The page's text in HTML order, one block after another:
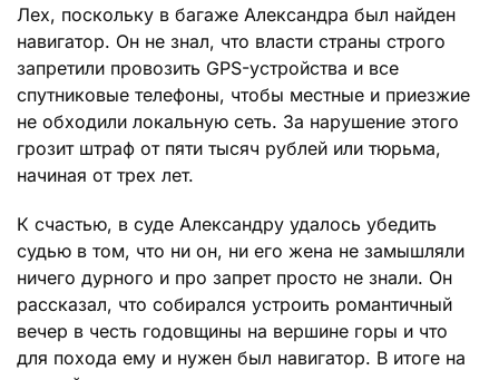
Лех, поскольку в багаже Александра был найден
навигатор. Он не знал, что власти страны строго
запретили провозить GPS-устройства и все
спутниковые телефоны, чтобы местные и приезжие
не обходили локальную сеть. За нарушение этого
грозит штраф от пяти тысяч рублей или тюрьма,
начиная от трех лет.
К счастью, в суде Александру удалось убедить
судью в том, что ни он, ни его жена не замышляли
ничего дурного и про запрет просто не знали. Он
рассказал, что собирался устроить романтичный
вечер в честь годовщины на вершине горы и что
для похода ему и нужен был навигатор. В итоге на